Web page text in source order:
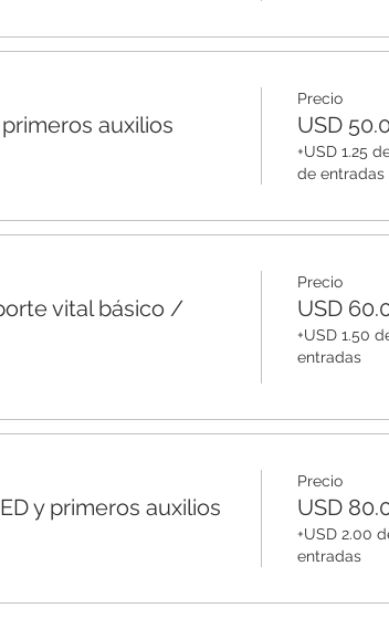
auxilios
Precio
USD
+USD 1.25
de entradas
vital básico /
Precio
USD
+USD 1.50
entradas
y primeros auxilios
Precio
USD
+USD 2.00
entradas